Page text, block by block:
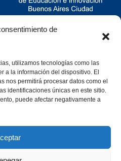
de
utilizamos tecnologías como las
a la información del dispositivo. El
nos permitirá procesar datos como el
identificaciones únicas en este sitio.
puede afectar negativamente a